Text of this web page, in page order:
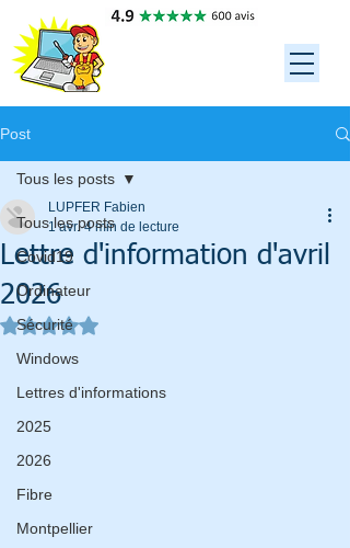
Post
Tous les posts
Covid19
Ordinateur
Sécurité
Windows
Lettres d'informations
2025
2026
Fibre
Montpellier
Tous les posts
Lettre d'information d'avril
2026
LUPFER Fabien
1 avr. 4 min de lecture
Noté NaN étoiles sur 5.